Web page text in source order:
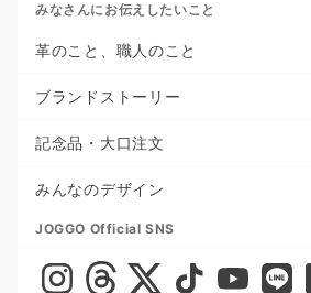
みなさんにお伝えしたいこと
革のこと、職人のこと
ブランドストーリー
記念品・大口注文
みんなのデザイン
JOGGO Official SNS